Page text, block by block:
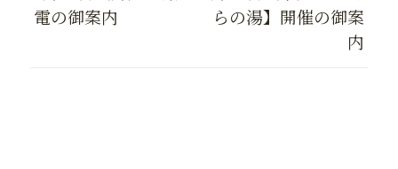
ビ
ゲ
の
電の御案内
らの湯】開催の御案
内